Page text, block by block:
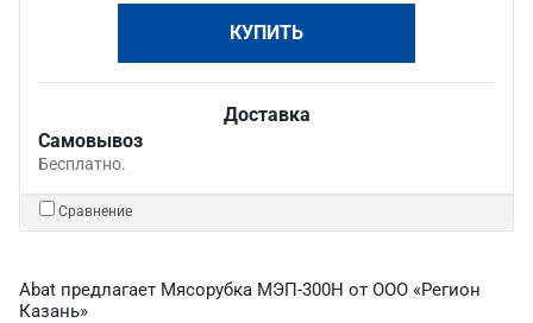
КУПИТЬ
Доставка
Самовывоз
Бесплатно.
Сравнение
Abat предлагает Мясорубка МЭП-300Н от ООО «Регион
Казань»